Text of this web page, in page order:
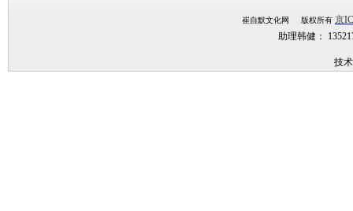
崔自默文化网 版权所有 京
助理韩健：
技